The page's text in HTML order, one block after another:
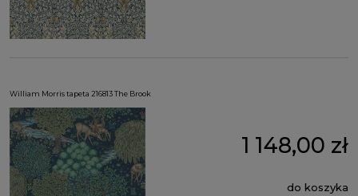
William Morris tapeta 216813 The Brook
1 148,00 zł
do koszyka